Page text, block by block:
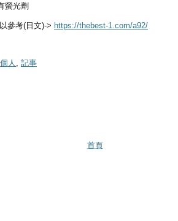
螢光劑
參考(日文)-> https://thebest-1.com/a92/
個人 記事
首頁